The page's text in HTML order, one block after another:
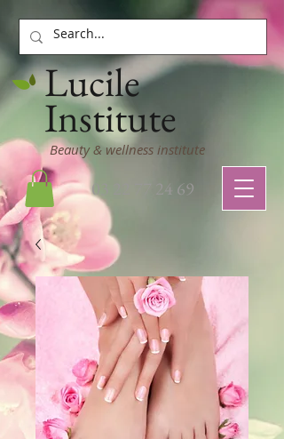
Lucile
Institute
Beauty & wellness institute
03 22 77 24 69